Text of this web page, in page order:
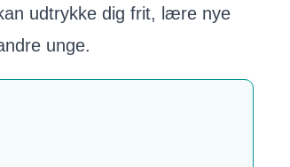
udtrykke dig frit, lære nye
unge.